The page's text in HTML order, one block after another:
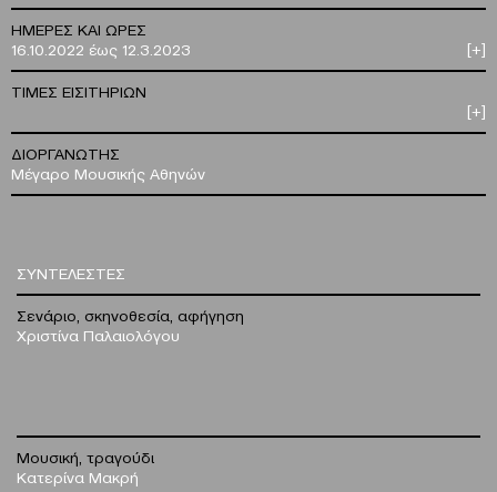
ΗΜΕΡΕΣ ΚΑΙ ΩΡΕΣ
16.10.2022 έως 12.3.2023
[+]
ΤΙΜΕΣ ΕΙΣΙΤΗΡΙΩΝ
[+]
ΔΙΟΡΓΑΝΩΤΗΣ
Μέγαρο Μουσικής Αθηνών
ΣΥΝΤΕΛΕΣΤΕΣ
Σενάριο, σκηνοθεσία, αφήγηση
Χριστίνα Παλαιολόγου
Μουσική, τραγούδι
Κατερίνα Μακρή